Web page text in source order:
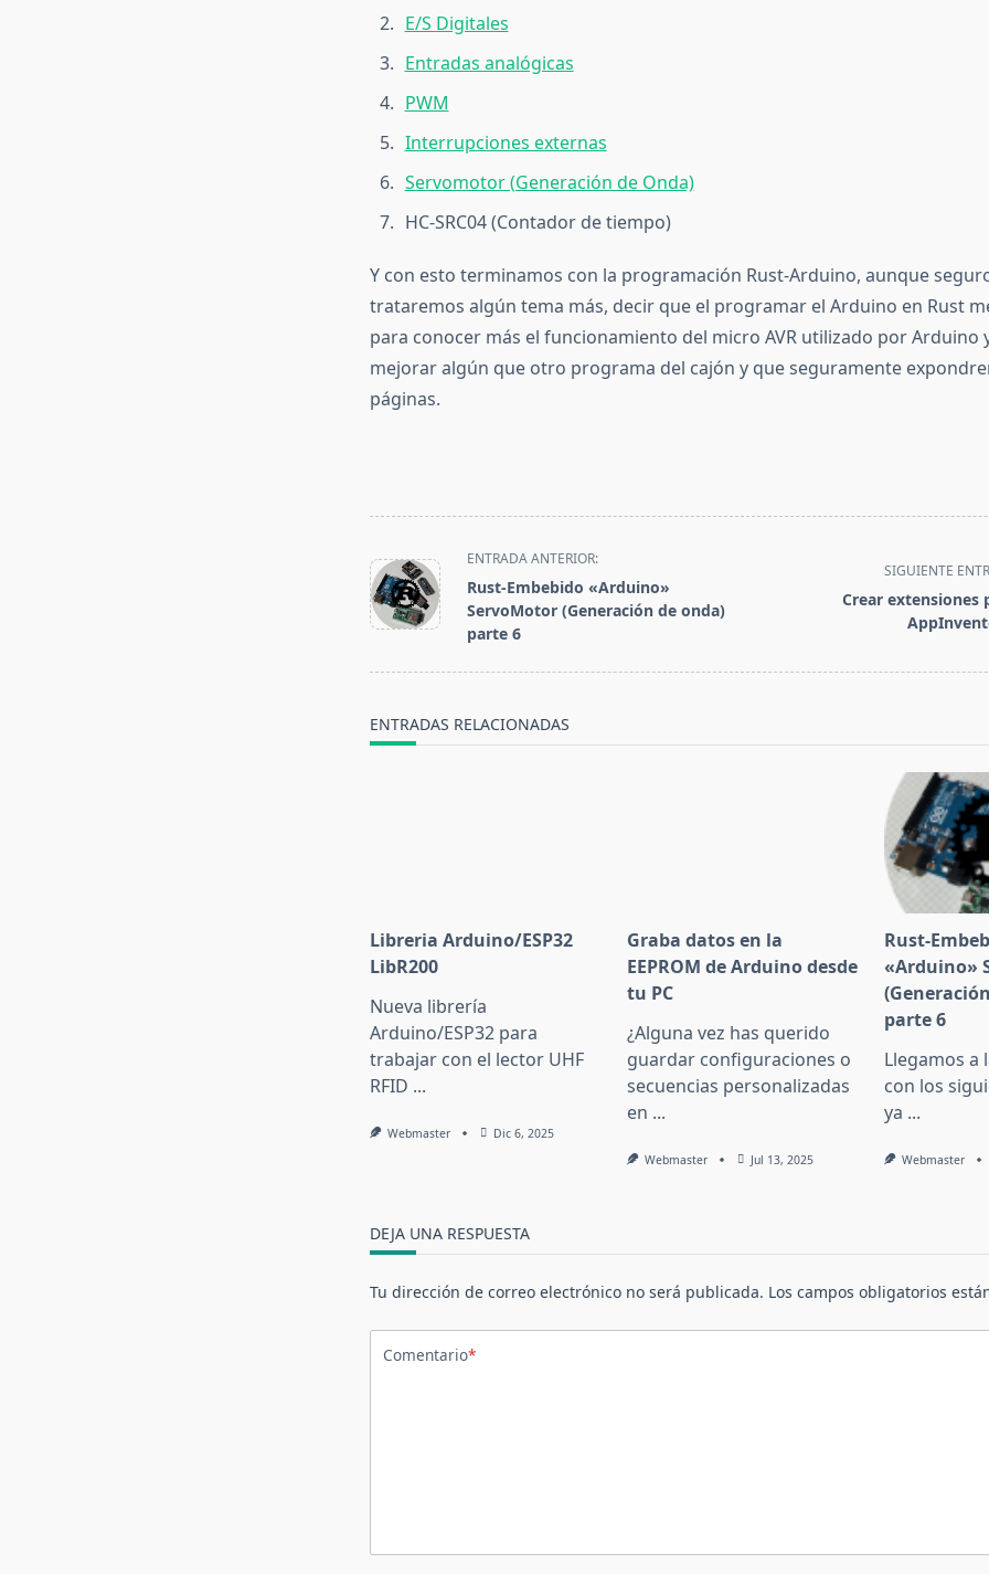
E/S Digitales
Entradas analógicas
PWM
Interrupciones externas
Servomotor (Generación de Onda)
HC-SRC04 (Contador de tiempo)
Y con esto terminamos con la programación Rust-Arduino, aunque
trataremos algún tema más, decir que el programar el Arduino en Rust
para conocer más el funcionamiento del micro AVR utilizado por Arduino
mejorar algún que otro programa del cajón y que seguramente
páginas.
<span
class="nav-
subtitle
screen-
ENTRADA ANTERIOR:
Rust-Embebido «Arduino»
ServoMotor (Generación de onda)
parte 6
SIGUIENTE
Crear extensiones
ENTRADAS RELACIONADAS
Libreria Arduino/ESP32
LibR200
Nueva librería
Arduino/ESP32 para
trabajar con el lector UHF
RFID ...
Webmaster Dic 6, 2025
Graba datos en la
EEPROM de Arduino desde
tu PC
¿Alguna vez has querido
guardar configuraciones o
secuencias personalizadas
en ...
Webmaster Jul 13, 2025
Rust-
«Arduino»
parte 6
Llegamos a
con los
ya ...
Webmaster
DEJA UNA RESPUESTA
Tu dirección de correo electrónico no será publicada. Los campos obligatorios
Comentario*